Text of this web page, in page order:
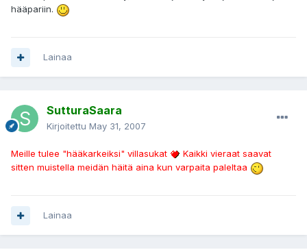
hääpariin.
Lainaa
SutturaSaara
Kirjoitettu May 31, 2007
Meille tulee "hääkarkeiksi" villasukat
Kaikki vieraat saavat
sitten muistella meidän häitä aina kun varpaita paleltaa
Lainaa